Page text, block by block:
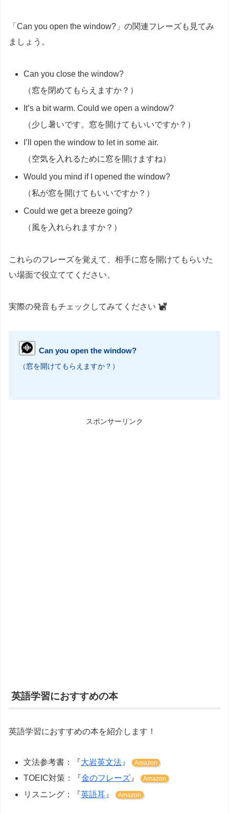
「Can you open the window?」の関連フレーズも見てみ
ましょう。
Can you close the window?
（窓を閉めてもらえますか？）
It’s a bit warm. Could we open a window?
（少し暑いです。窓を開けてもいいですか？）
I’ll open the window to let in some air.
（空気を入れるために窓を開けますね）
Would you mind if I opened the window?
（私が窓を開けてもいいですか？）
Could we get a breeze going?
（風を入れられますか？）
これらのフレーズを覚えて、相手に窓を開けてもらいた
い場面で役立ててください。
実際の発音もチェックしてみてください
Can you open the window?
（窓を開けてもらえますか？）
スポンサーリンク
英語学習におすすめの本
英語学習におすすめの本を紹介します！
文法参考書：『大岩英文法 』 Amazon
TOEIC対策：『金のフレーズ』 Amazon
リスニング：『英語耳 』 Amazon